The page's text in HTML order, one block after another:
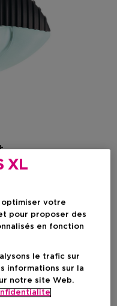
€
XL
optimiser votre
pour proposer des
en fonction
le trafic sur
informations sur la
notre site Web.